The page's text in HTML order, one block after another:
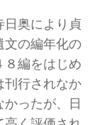
奥により貞
の編年化の
編をはじめ
刊行されなか
ったが、日